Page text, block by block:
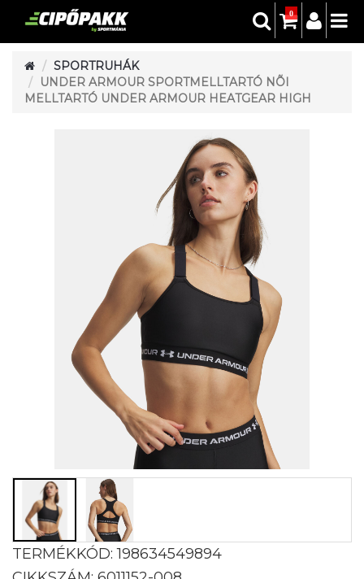
0
SPORTRUHÁK
UNDER ARMOUR SPORTMELLTARTÓ NÕI
MELLTARTÓ UNDER ARMOUR HEATGEAR HIGH
TERMÉKKÓD:198634549894